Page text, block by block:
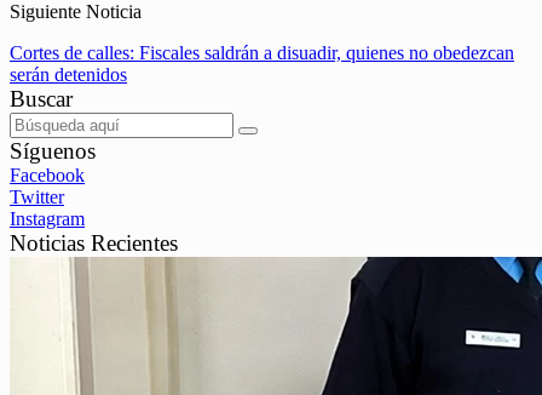
Siguiente Noticia
Cortes de calles: Fiscales saldrán a disuadir, quienes no obedezcan
serán detenidos
Buscar
Síguenos
Facebook
Twitter
Instagram
Noticias Recientes